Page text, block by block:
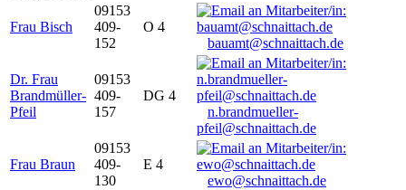
Frau Bisch
09153
409-
152
O 4
bauamt@schnaittach.de
Dr. Frau
Brandmüller-
Pfeil
09153
409-
157
DG 4
n.brandmueller-
pfeil@schnaittach.de
Frau Braun
09153
409-
130
E 4
ewo@schnaittach.de